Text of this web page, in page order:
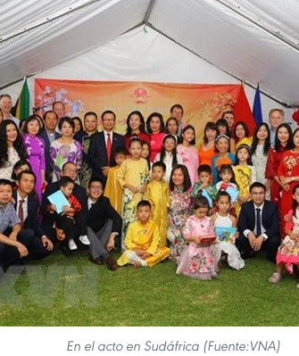
En el acto en Sudáfrica (Fuente:VNA)